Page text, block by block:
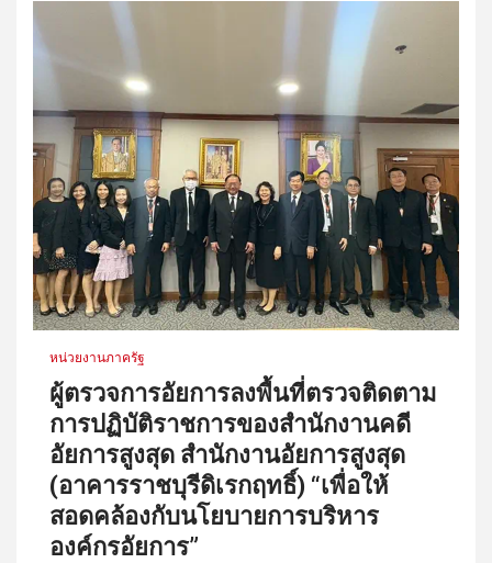
หน่วยงานภาครัฐ
ผู้ตรวจการอัยการลงพื้นที่ตรวจติดตาม
การปฏิบัติราชการของสำนักงานคดี
อัยการสูงสุด สำนักงานอัยการสูงสุด
(อาคารราชบุรีดิเรกฤทธิ์) “เพื่อให้
สอดคล้องกับนโยบายการบริหาร
องค์กรอัยการ”